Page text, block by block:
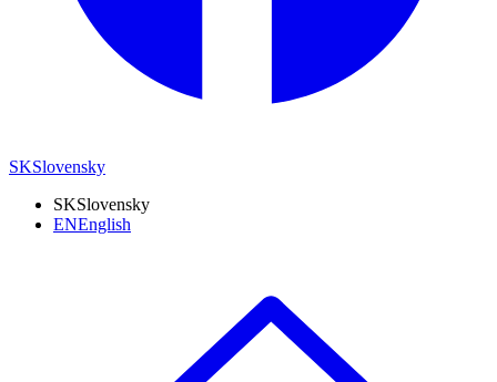
SKSlovensky
SKSlovensky
ENEnglish